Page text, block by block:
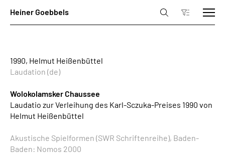
1990, Helmut Heißenbüttel
Laudation (de)
Wolokolamsker Chaussee
Laudatio zur Verleihung des Karl-Sczuka-Preises 1990 von
Helmut Heißenbüttel
Akustische Spielformen (SWR Schriftenreihe), Baden-
Baden: Nomos 2000